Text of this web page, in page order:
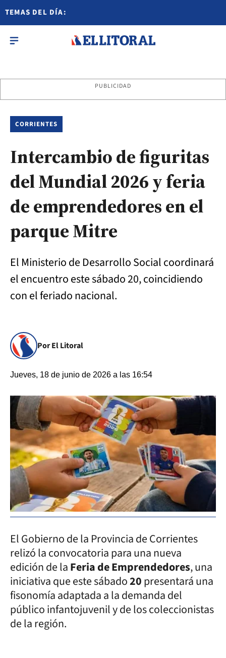
TEMAS DEL DÍA:
PUBLICIDAD
CORRIENTES
Intercambio de figuritas
del Mundial 2026 y feria
de emprendedores en el
parque Mitre
El Ministerio de Desarrollo Social coordinará
el encuentro este sábado 20, coincidiendo
con el feriado nacional.
Por El Litoral
Jueves, 18 de junio de 2026 a las 16:54
El Gobierno de la Provincia de Corrientes
relizó la convocatoria para una nueva
edición de laFeria de Emprendedores, una
iniciativa que este sábado20presentará una
fisonomía adaptada a la demanda del
público infantojuvenil y de los coleccionistas
de la región.